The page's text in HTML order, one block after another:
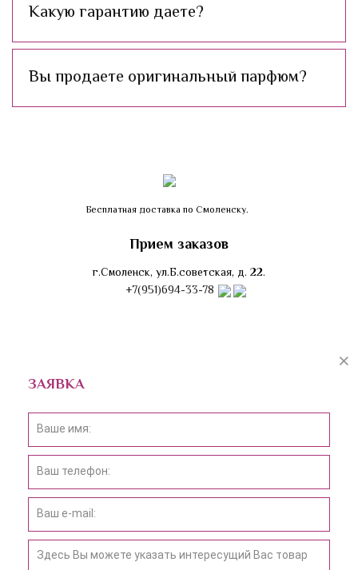
Какую гарантию даете?
Вы продаете оригинальный парфюм?
Бесплатная доставка по Смоленску.
Прием заказов
г.Смоленск, ул.Б.советская, д. 22.
+7(951)694-33-78
ЗАЯВКА